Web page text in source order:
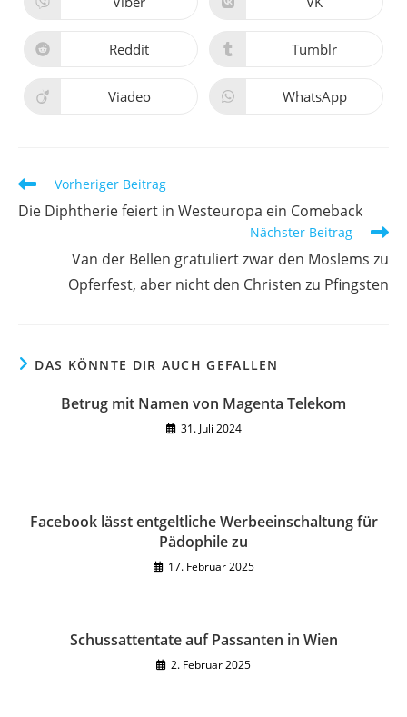
Reddit Tumblr
Viadeo WhatsApp
Vorheriger Beitrag
Die Diphtherie feiert in Westeuropa ein Comeback
Nächster Beitrag
Van der Bellen gratuliert zwar den Moslems zu
Opferfest, aber nicht den Christen zu Pfingsten
DAS KÖNNTE DIR AUCH GEFALLEN
Betrug mit Namen von Magenta Telekom
31. Juli 2024
Facebook lässt entgeltliche Werbeeinschaltung für
Pädophile zu
17. Februar 2025
Schussattentate auf Passanten in Wien
2. Februar 2025